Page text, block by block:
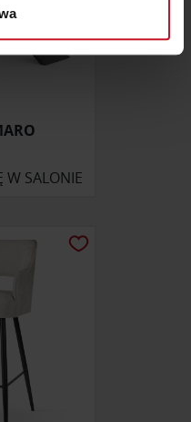
własne preferencje w
w dowolnej chwili.
i
Informacje o tym, jak
i analitycznym.
W SALONIE